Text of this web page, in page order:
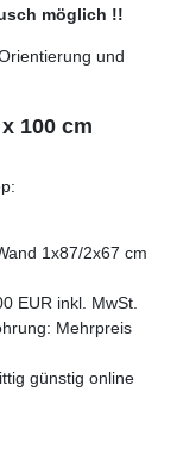
möglich !!
und
100 cm
1x87/2x67 cm
EUR inkl. MwSt.
Mehrpreis
günstig online